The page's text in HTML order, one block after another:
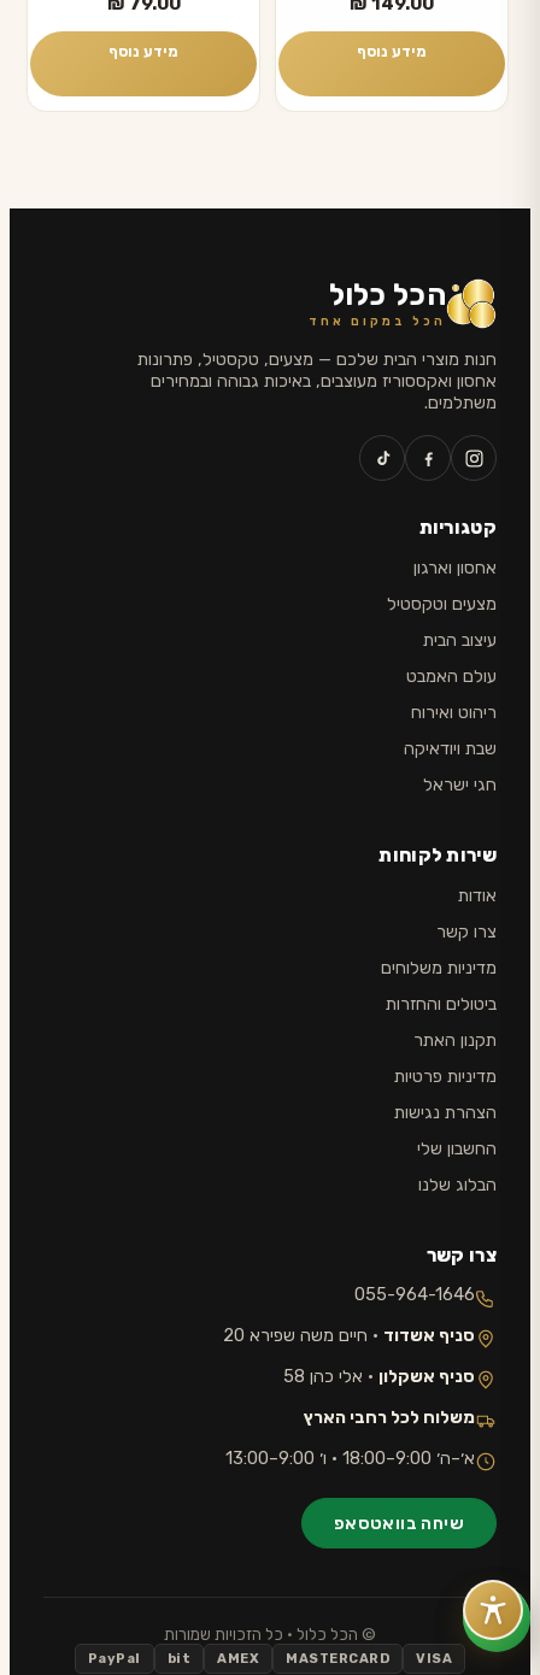
מידע נוסף מידע נוסף
הכל כלול
הכל במקום אחד
חנות מוצרי הבית שלכם — מצעים, טקסטיל, פתרונות
אחסון ואקססוריז מעוצבים, באיכות גבוהה ובמחירים
משתלמים.
קטגוריות
אחסון וארגון
מצעים וטקסטיל
עיצוב הבית
עולם האמבט
ריהוט ואירוח
שבת ויודאיקה
חגי ישראל
שירות לקוחות
אודות
צרו קשר
מדיניות משלוחים
ביטולים והחזרות
תקנון האתר
מדיניות פרטיות
הצהרת נגישות
החשבון שלי
הבלוג שלנו
צרו קשר
055-964-1646
סניף אשדוד · חיים משה שפירא 20
סניף אשקלון · אלי כהן 58
משלוח לכל רחבי הארץ
א׳–ה׳ 9:00–18:00 · ו׳ 9:00–13:00
שיחה בוואטסאפ
© הכל כלול · כל הזכויות שמורות
VISA
MASTERCARD
AMEX
bit
PayPal